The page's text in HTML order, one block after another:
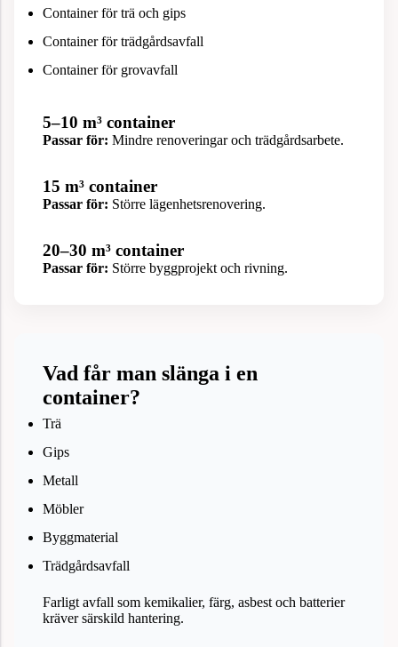
Container för trä och gips
Container för trädgårdsavfall
Container för grovavfall
5–10 m³ container
Passar för: Mindre renoveringar och trädgårdsarbete.
15 m³ container
Passar för: Större lägenhetsrenovering.
20–30 m³ container
Passar för: Större byggprojekt och rivning.
Vad får man slänga i en
container?
Trä
Gips
Metall
Möbler
Byggmaterial
Trädgårdsavfall
Farligt avfall som kemikalier, färg, asbest och batterier
kräver särskild hantering.